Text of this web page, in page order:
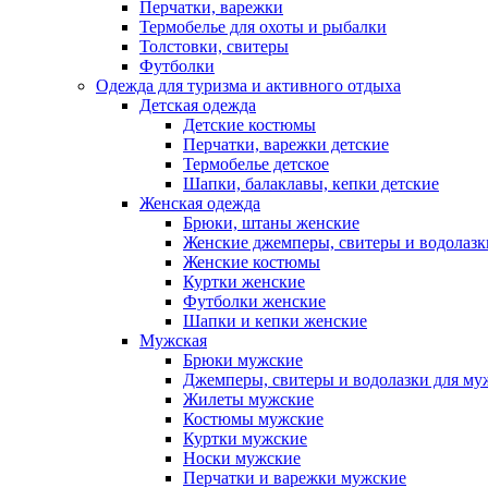
Перчатки, варежки
Термобелье для охоты и рыбалки
Толстовки, свитеры
Футболки
Одежда для туризма и активного отдыха
Детская одежда
Детские костюмы
Перчатки, варежки детские
Термобелье детское
Шапки, балаклавы, кепки детские
Женская одежда
Брюки, штаны женские
Женские джемперы, свитеры и
Женские костюмы
Куртки женские
Футболки женские
Шапки и кепки женские
Мужская
Брюки мужские
Джемперы, свитеры и водолазки для
Жилеты мужские
Костюмы мужские
Куртки мужские
Носки мужские
Перчатки и варежки мужские